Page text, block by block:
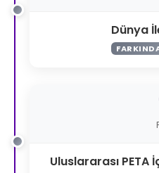
Dünya
Uluslararası PETA